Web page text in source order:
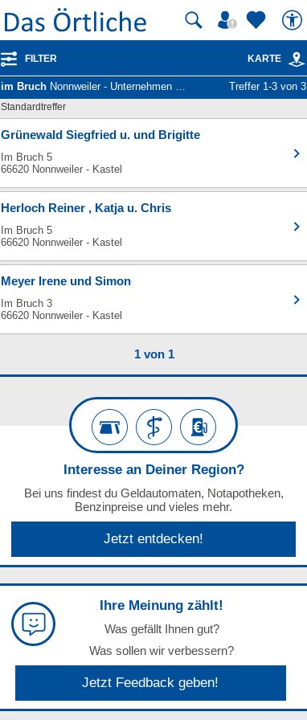
FILTER KARTE
im Bruch Nonnweiler - Unternehmen und Personen Treffer 1-3 von 3
Standardtreffer
Grünewald Siegfried u. und Brigitte
Im Bruch 5
66620 Nonnweiler - Kastel
Herloch Reiner , Katja u. Chris
Im Bruch 5
66620 Nonnweiler - Kastel
Meyer Irene und Simon
Im Bruch 3
66620 Nonnweiler - Kastel
1 von 1
Interesse an Deiner Region?
Bei uns findest du Geldautomaten, Notapotheken,
Benzinpreise und vieles mehr.
Jetzt entdecken!
Ihre Meinung zählt!
Was gefällt Ihnen gut?
Was sollen wir verbessern?
Jetzt Feedback geben!